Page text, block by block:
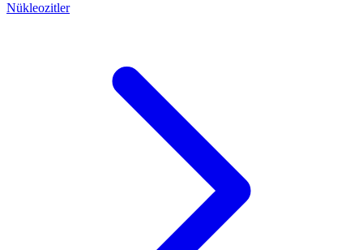
Nükleozitler